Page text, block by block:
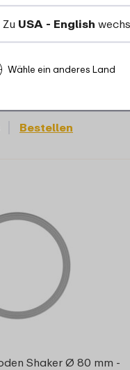
Farben
Bestellen
Shaker Ø 80 mm -
Zu USA - English